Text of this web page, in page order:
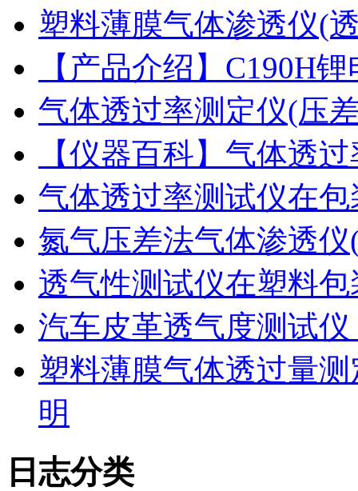
塑料薄膜气体渗透仪(
【产品介绍】C190H
气体透过率测定仪(压
【仪器百科】气体透
气体透过率测试仪在
氮气压差法气体渗透
透气性测试仪在塑料
汽车皮革透气度测试
塑料薄膜气体透过量
明
日志分类